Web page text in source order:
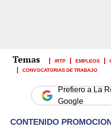
IRTP EMPLEOS
CONVOCATORIAS DE TRABAJO
Prefiero a La
Google